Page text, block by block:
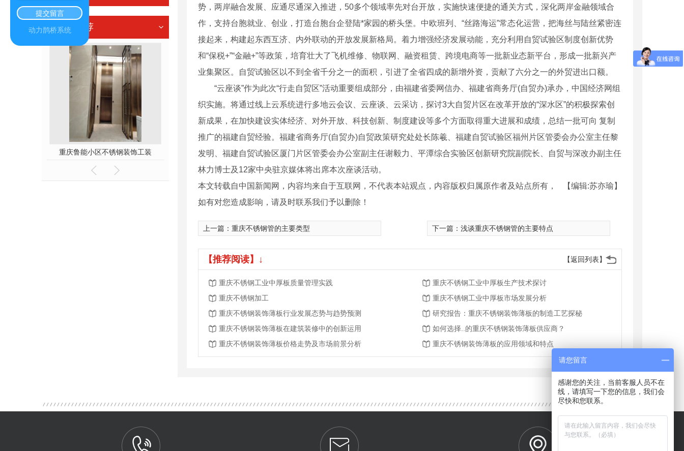
热门推荐
重庆鲁能小区不锈钢装饰工装 重庆焊接成品件
势，两岸融合发展、应通尽通深入推进，50多个领域率先对台开放，实施快速便捷的通关方式，深化两岸金融领域合
作，支持台胞就业、创业，打造台胞台企登陆*家园的桥头堡。中欧班列、“丝路海运”常态化运营，把海丝与陆丝紧密连
接起来，构建起东西互济、内外联动的开放发展新格局。着力增强经济发展动能，充分利用自贸试验区制度创新优势
和“保税+”“金融+”等政策，培育壮大了飞机维修、物联网、融资租赁、跨境电商等一批新业态新平台，形成一批新兴产
业集聚区。自贸试验区以不到全省千分之一的面积，引进了全省四成的新增外资，贡献了六分之一的外贸进出口额。
“云座谈”作为此次“行走自贸区”活动重要组成部分，由福建省委网信办、福建省商务厅(自贸办)承办，中国经济网组
织实施。将通过线上云系统进行多地云会议、云座谈、云采访，探讨3大自贸片区在改革开放的“深水区”的积极探索创
新成果，在加快建设实体经济、对外开放、科技创新、制度建设等多个方面取得重大进展和成绩，总结一批可向 复制
推广的福建自贸经验。福建省商务厅(自贸办)自贸政策研究处处长陈羲、福建自贸试验区福州片区管委会办公室主任黎
发明、福建自贸试验区厦门片区管委会办公室副主任谢毅力、平潭综合实验区创新研究院副院长、自贸与深改办副主任
林力博士及12家中央驻京媒体将出席本次座谈活动。
【编辑:苏亦瑜】
本文转载自中国新闻网，内容均来自于互联网，不代表本站观点，内容版权归属原作者及站点所有，
如有对您造成影响，请及时联系我们予以删除！
上一篇： 重庆不锈钢管的主要类型 下一篇： 浅谈重庆不锈钢管的主要特点
【返回列表】
【推荐阅读】↓
重庆不锈钢工业中厚板质量管理实践
重庆不锈钢工业中厚板生产技术探讨
重庆不锈钢加工
重庆不锈钢工业中厚板市场发展分析
重庆不锈钢装饰薄板行业发展态势与趋势预测
研究报告：重庆不锈钢装饰薄板的制造工艺探秘
重庆不锈钢装饰薄板在建筑装修中的创新运用
如何选择..的重庆不锈钢装饰薄板供应商？
重庆不锈钢装饰薄板价格走势及市场前景分析
重庆不锈钢装饰薄板的应用领域和特点
请您留言
感谢您的关注，当前客服人员不在
线，请填写一下您的信息，我们会
尽快和您联系。
提交留言
动力鹊桥系统